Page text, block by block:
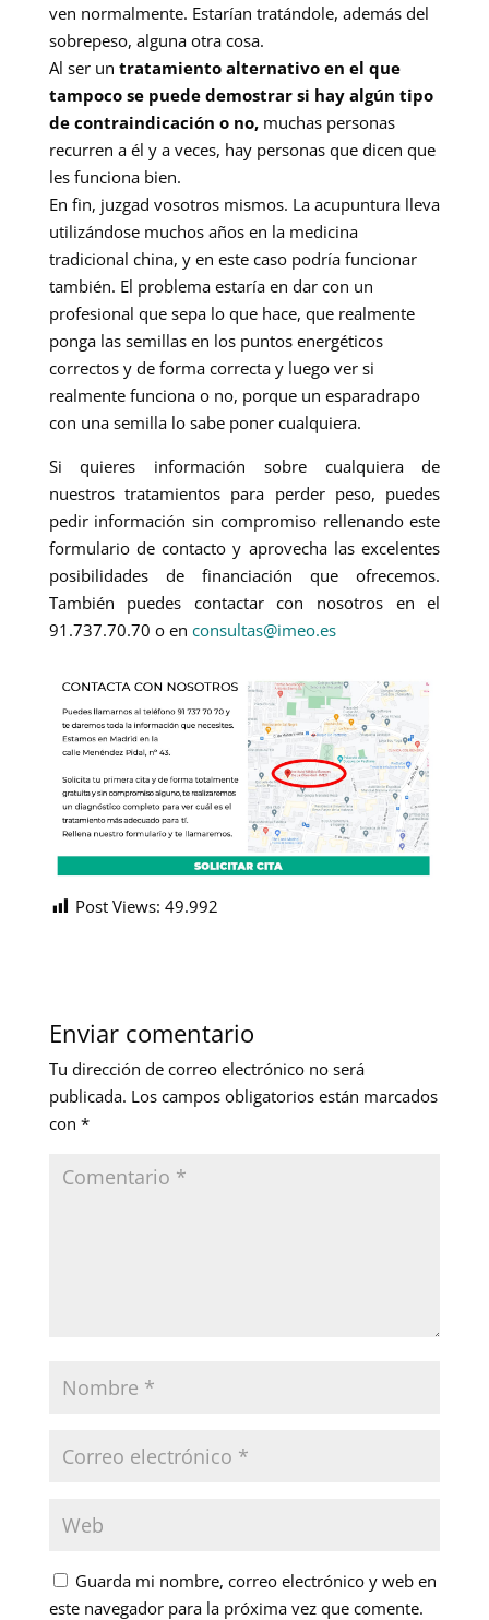
ven normalmente. Estarían tratándole, además del
sobrepeso, alguna otra cosa.
Al ser un tratamiento alternativo en el que
tampoco se puede demostrar si hay algún tipo
de contraindicación o no,muchas personas
recurren a él y a veces, hay personas que dicen que
les funciona bien.
En fin, juzgad vosotros mismos. La acupuntura lleva
utilizándose muchos años en la medicina
tradicional china, y en este caso podría funcionar
también. El problema estaría en dar con un
profesional que sepa lo que hace, que realmente
ponga las semillas en los puntos energéticos
correctos y de forma correcta y luego ver si
realmente funciona o no, porque un esparadrapo
con una semilla lo sabe poner cualquiera.
Si quieres información sobre cualquiera de
nuestros tratamientos para perder peso, puedes
pedir información sin compromiso rellenando este
formulario de contacto y aprovecha las excelentes
posibilidades de financiación que ofrecemos.
También puedes contactar con nosotros en el
91.737.70.70 o en consultas@imeo.es
Post Views: 49.992
Enviar comentario
Tu dirección de correo electrónico no será
publicada. Los campos obligatorios están marcados
con *
Guarda mi nombre, correo electrónico y web en
este navegador para la próxima vez que comente.